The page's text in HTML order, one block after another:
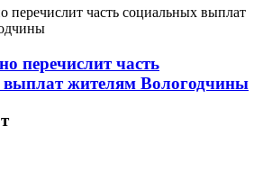
перечислит часть
жителям Вологодчины